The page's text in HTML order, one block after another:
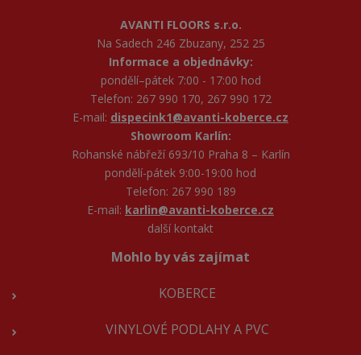
AVANTI FLOORS s.r.o.
Na Sadech 246 Zbuzany, 252 25
Informace a objednávky:
pondělí–pátek 7:00 - 17:00 hod
Telefon: 267 990 170, 267 990 172
E-mail: dispecink1@avanti-koberce.cz
Showroom Karlín:
Rohanské nábřeží 693/10 Praha 8 – Karlín
pondělí-pátek 9:00-19:00 hod
Telefon: 267 990 189
E-mail: karlin@avanti-koberce.cz
další kontakt
Mohlo by vás zajímat
KOBERCE
VINYLOVÉ PODLAHY A PVC